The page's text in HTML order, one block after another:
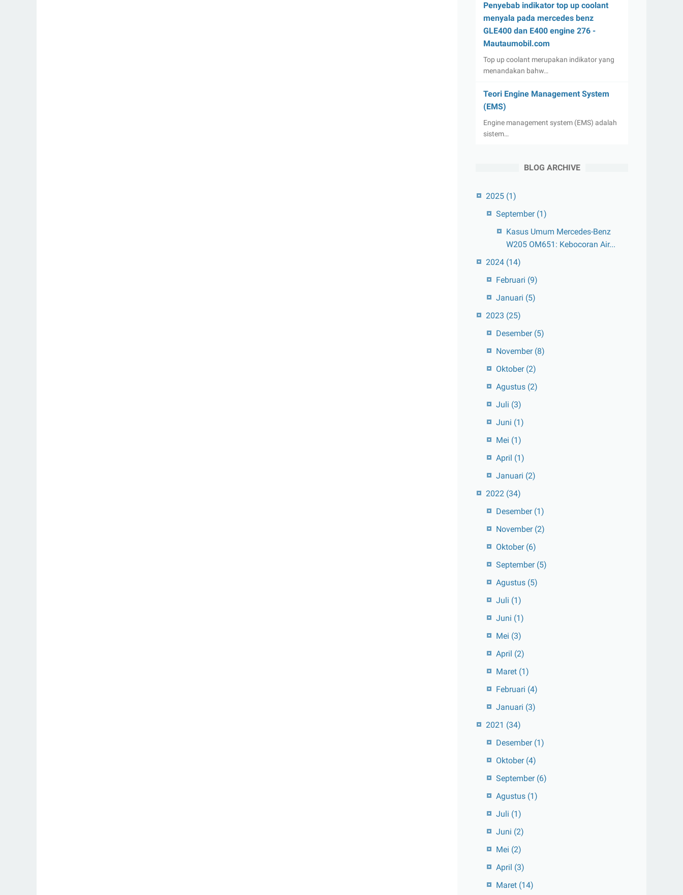
Penyebab indikator top up coolant
menyala pada mercedes benz
GLE400 dan E400 engine 276 -
Mautaumobil.com
Top up coolant merupakan indikator yang
menandakan bahw…
Teori Engine Management System
(EMS)
Engine management system (EMS) adalah
sistem…
BLOG ARCHIVE
2025 (1)
September (1)
Kasus Umum Mercedes-Benz
W205 OM651: Kebocoran Air...
2024 (14)
Februari (9)
Januari (5)
2023 (25)
Desember (5)
November (8)
Oktober (2)
Agustus (2)
Juli (3)
Juni (1)
Mei (1)
April (1)
Januari (2)
2022 (34)
Desember (1)
November (2)
Oktober (6)
September (5)
Agustus (5)
Juli (1)
Juni (1)
Mei (3)
April (2)
Maret (1)
Februari (4)
Januari (3)
2021 (34)
Desember (1)
Oktober (4)
September (6)
Agustus (1)
Juli (1)
Juni (2)
Mei (2)
April (3)
Maret (14)